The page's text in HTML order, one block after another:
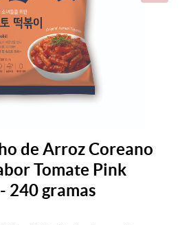
de Arroz Coreano
Tomate Pink
240 gramas